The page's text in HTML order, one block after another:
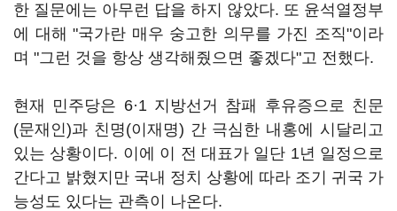
한 질문에는 아무런 답을 하지 않았다. 또 윤석열정부
에 대해 "국가란 매우 숭고한 의무를 가진 조직"이라
며 "그런 것을 항상 생각해줬으면 좋겠다"고 전했다.
현재 민주당은 6·1 지방선거 참패 후유증으로 친문
(문재인)과 친명(이재명) 간 극심한 내홍에 시달리고
있는 상황이다. 이에 이 전 대표가 일단 1년 일정으로
간다고 밝혔지만 국내 정치 상황에 따라 조기 귀국 가
능성도 있다는 관측이 나온다.